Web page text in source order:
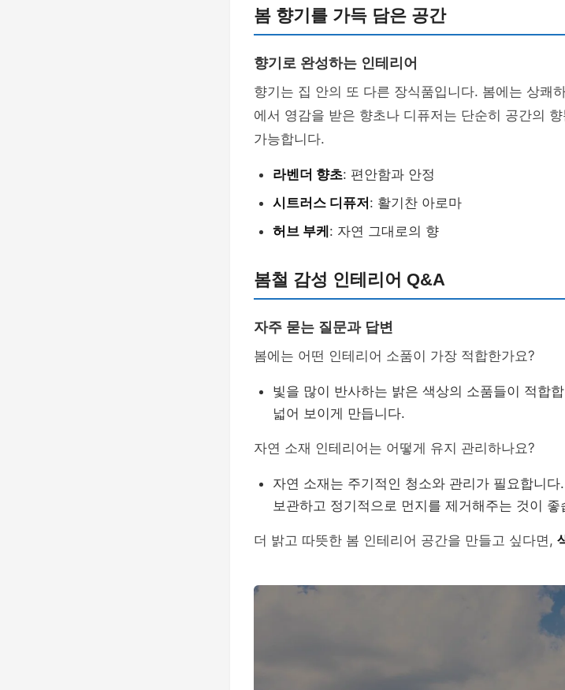
봄 향기를 가득 담은 공간
향기로 완성하는 인테리어
향기는 집 안의 또 다른 장식품입니다. 봄에는 상쾌
에서 영감을 받은 향초나 디퓨저는 단순히 공간의
가능합니다.
라벤더 향초: 편안함과 안정
시트러스 디퓨저 : 활기찬 아로마
허브 부케 : 자연 그대로의 향
봄철 감성 인테리어 Q&A
자주 묻는 질문과 답변
봄에는 어떤 인테리어 소품이 가장 적합한가요?
빛을 많이 반사하는 밝은 색상의 소품들이 적합
넓어 보이게 만듭니다.
자연 소재 인테리어는 어떻게 유지 관리하나요?
자연 소재는 주기적인 청소와 관리가 필요합니
보관하고 정기적으로 먼지를 제거해주는 것이 좋
더 밝고 따뜻한 봄 인테리어 공간을 만들고 싶다면,